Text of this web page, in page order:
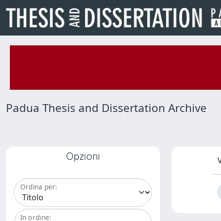
Padua Thesis and Dissertation Archive
Opzioni
Ordina per:
In ordine: